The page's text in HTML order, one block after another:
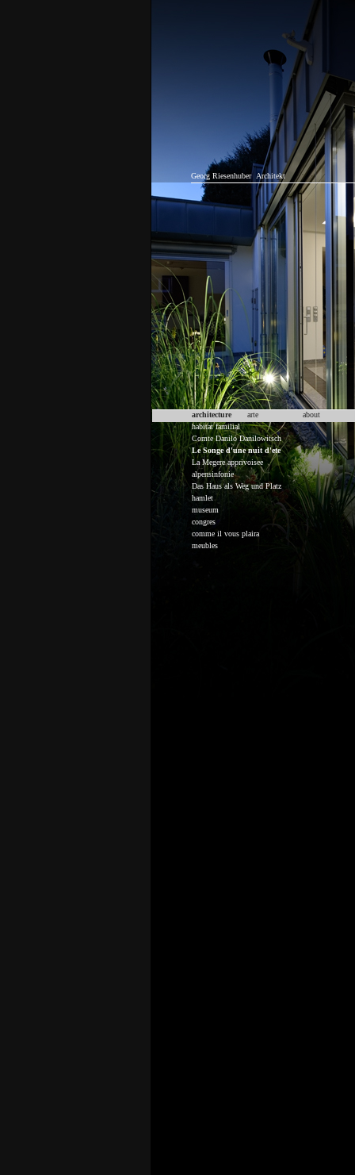
Georg Riesenhuber Architekt
architecture
habitat familial
Comte Danilo Danilowitsch
Le Songe d'une nuit d'ete
La Megere apprivoisee
alpensinfonie
Das Haus als Weg und Platz
hamlet
museum
congres
comme il vous plaira
meubles
arte about